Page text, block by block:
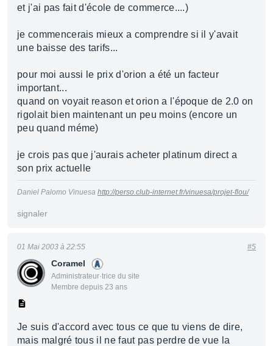
et j'ai pas fait d'école de commerce....)
je commencerais mieux a comprendre si il y'avait
une baisse des tarifs...
pour moi aussi le prix d'orion a été un facteur
important...
quand on voyait reason et orion a l'époque de 2.0 on
rigolait bien maintenant un peu moins (encore un
peu quand méme)
je crois pas que j'aurais acheter platinum direct a
son prix actuelle
Daniel Palomo Vinuesa http://perso.club-internet.fr/vinuesa/projet-flou/
signaler
Coramel
Administrateur·trice du site
Membre depuis 23 ans
01 Mai 2003 à 22:55 #5
Je suis d'accord avec tous ce que tu viens de dire,
mais malgré tous il ne faut pas perdre de vue la